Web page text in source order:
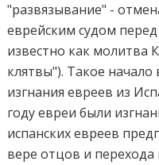
"развязывание" -
еврейским судом
известно как молитва
клятвы"). Такое
изгнания евреев из
году евреи были
испанских евреев
вере отцов и перехода